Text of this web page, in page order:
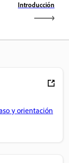
Introducción
y orientación